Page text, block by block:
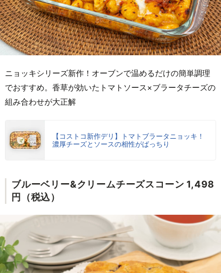
ニョッキシリーズ新作！オーブンで温めるだけの簡単調理
でおすすめ。香草が効いたトマトソース×ブラータチーズの
組み合わせが大正解
【コストコ新作デリ】トマトブラータニョッキ！
濃厚チーズとソースの相性がばっちり
ブルーベリー&クリームチーズスコーン 1,498
円（税込）